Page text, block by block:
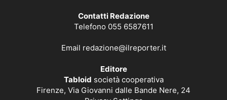
Contatti Redazione
Telefono 055 6587611
Email redazione@ilreporter.it
Editore
Tabloid società cooperativa
Firenze, Via Giovanni dalle Bande Nere, 24